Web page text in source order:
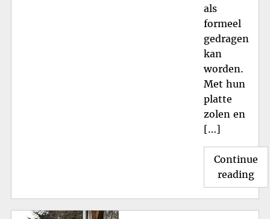
als
formeel
gedragen
kan
worden.
Met hun
platte
zolen en
[…]
Continue
reading